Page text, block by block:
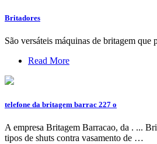
Britadores
São versáteis máquinas de britagem
Read More
telefone da britagem barrac 227 o
A empresa Britagem Barracao, da . ...
tipos de shuts contra vasamento de …